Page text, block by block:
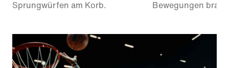
Sprungwürfen am Korb.
Bewegungen